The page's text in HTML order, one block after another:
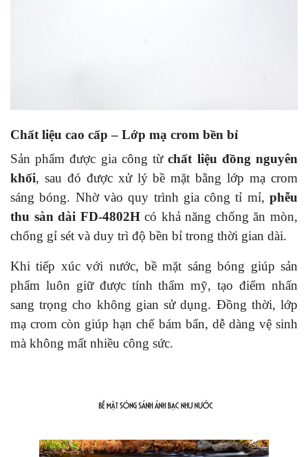
Chất liệu cao cấp – Lớp mạ crom bền bỉ
Sản phẩm được gia công từchất liệu đồng nguyên
khối, sau đó được xử lý bề mặt bằng lớp mạ crom
sáng bóng. Nhờ vào quy trình gia công tỉ mỉ, phễu
thu sàn dài FD-4802Hcó khả năng chống ăn mòn,
chống gỉ sét và duy trì độ bền bỉ trong thời gian dài.
Khi tiếp xúc với nước, bề mặt sáng bóng giúp sản
phẩm luôn giữ được tính thẩm mỹ, tạo điểm nhấn
sang trọng cho không gian sử dụng. Đồng thời, lớp
mạ crom còn giúp hạn chế bám bẩn, dễ dàng vệ sinh
mà không mất nhiều công sức.